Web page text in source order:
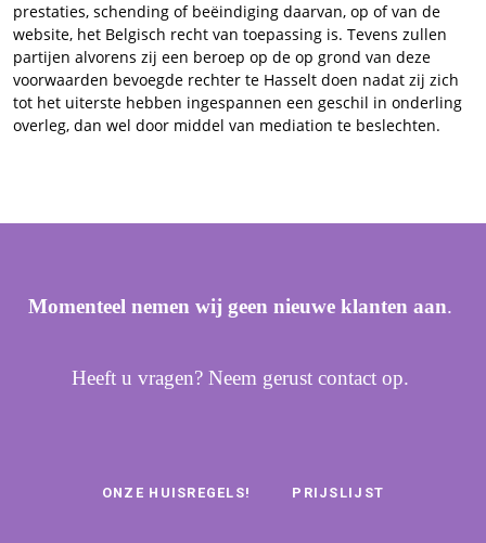
prestaties, schending of beëindiging daarvan, op of van de
website, het Belgisch recht van toepassing is. Tevens zullen
partijen alvorens zij een beroep op de op grond van deze
voorwaarden bevoegde rechter te Hasselt doen nadat zij zich
tot het uiterste hebben ingespannen een geschil in onderling
overleg, dan wel door middel van mediation te beslechten.
Momenteel nemen wij geen nieuwe klanten aan.
Heeft u vragen? Neem gerust contact op.
ONZE HUISREGELS! PRIJSLIJST